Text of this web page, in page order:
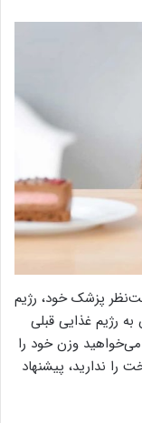
پزشک خود، رژیم
رژیم غذایی قبلی
می‌خواهید وزن خود را
ندارید، پیشنهاد